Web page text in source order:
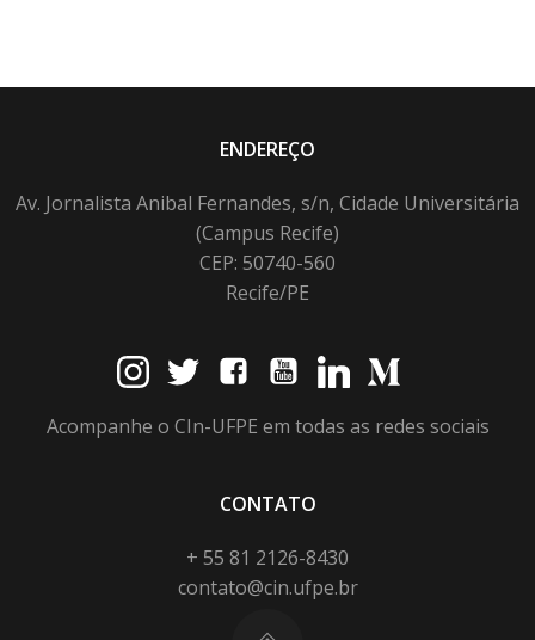
ENDEREÇO
Av. Jornalista Anibal Fernandes, s/n, Cidade Universitária
(Campus Recife)
CEP: 50740-560
Recife/PE
Acompanhe o CIn-UFPE em todas as redes sociais
CONTATO
+ 55 81 2126-8430
contato@cin.ufpe.br